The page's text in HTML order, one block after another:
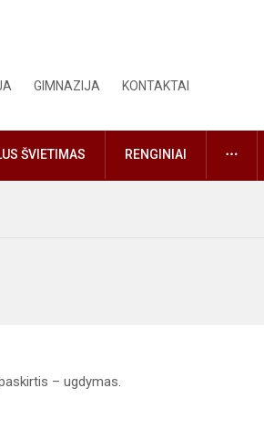
GIMNAZIJA KONTAKTAI
ŠVIETIMAS RENGINIAI
– ugdymas.